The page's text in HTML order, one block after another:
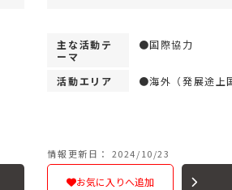
主な活動テ
ーマ
●国際協力
活動エリア ●海外（発展途上
情報更新日： 2024/10/23
お気に入りへ追加